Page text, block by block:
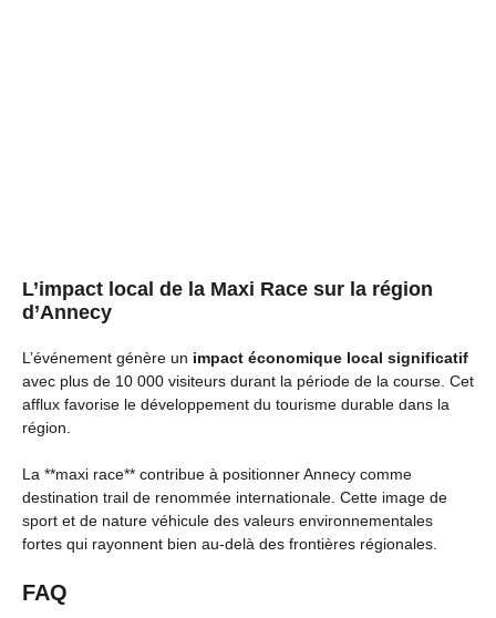
L’impact local de la Maxi Race sur la région
d’Annecy
L’événement génère un impact économique local significatif
avec plus de 10 000 visiteurs durant la période de la course. Cet
afflux favorise le développement du tourisme durable dans la
région.
La **maxi race** contribue à positionner Annecy comme
destination trail de renommée internationale. Cette image de
sport et de nature véhicule des valeurs environnementales
fortes qui rayonnent bien au-delà des frontières régionales.
FAQ